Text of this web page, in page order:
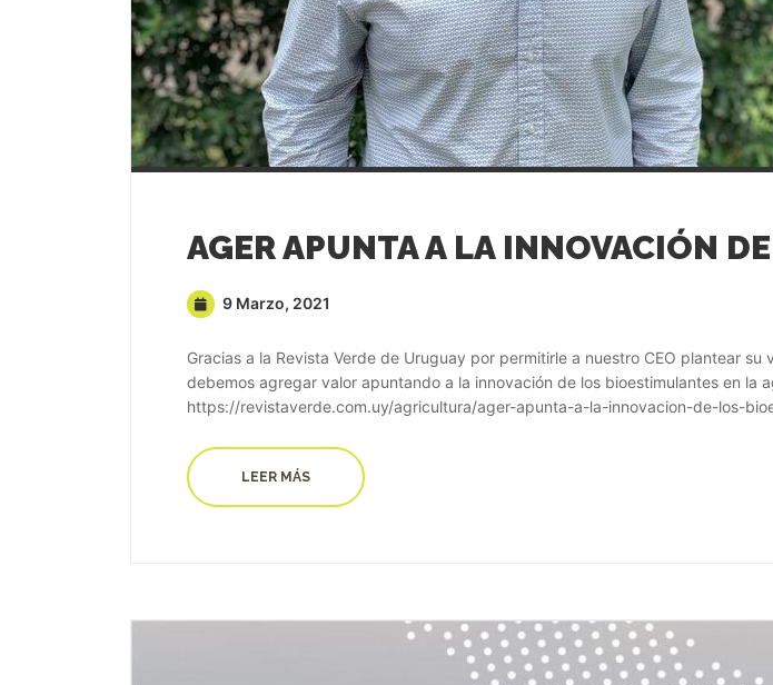
9 Marzo, 2021
Gracias a la Revista Verde de Uruguay por permitirle a nuestro CEO plantear
debemos agregar valor apuntando a la innovación de los bioestimulantes en la
https://revistaverde.com.uy/agricultura/ager-apunta-a-la-innovacion-de-los-
LEER MÁS